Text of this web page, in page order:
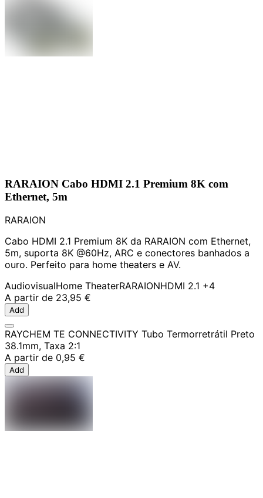
RARAION Cabo HDMI 2.1 Premium 8K com
Ethernet, 5m
RARAION
Cabo HDMI 2.1 Premium 8K da RARAION com Ethernet,
5m, suporta 8K @60Hz, ARC e conectores banhados a
ouro. Perfeito para home theaters e AV.
AudiovisualHome TheaterRARAIONHDMI 2.1 +4
A partir de 23,95 €
Add
RAYCHEM TE CONNECTIVITY Tubo Termorretrátil Preto
38.1mm, Taxa 2:1
A partir de 0,95 €
Add